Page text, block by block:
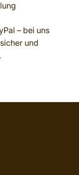
– bei uns
und